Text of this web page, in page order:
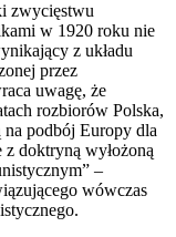
zwycięstwu
w 1920 roku nie
z układu
przez
uwagę, że
rozbiorów Polska,
na podbój Europy dla
doktryną wyłożoną
–
wówczas